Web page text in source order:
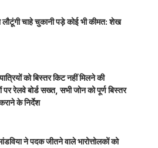
चाहे चुकानी पड़े कोई भी कीमत: शेख
को बिस्तर किट नहीं मिलने की
पर रेलवे बोर्ड सख्त, सभी जोन को पूर्ण बिस्तर
के निर्देश
ने पदक जीतने वाले भारोत्तोलकों को